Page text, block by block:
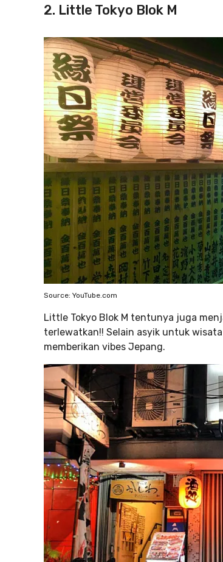
2. Little Tokyo Blok M
Source: YouTube.com
Little Tokyo Blok M tentunya juga
terlewatkan!! Selain asyik untuk
memberikan vibes Jepang.